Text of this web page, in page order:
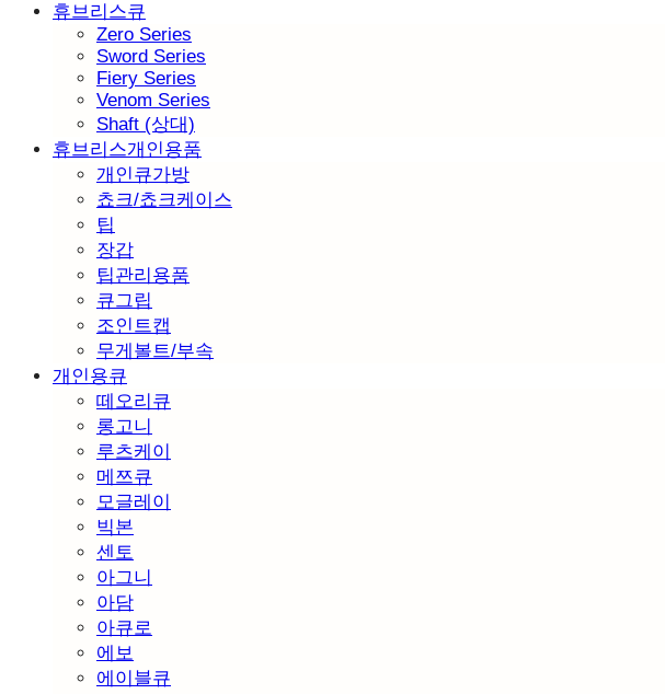
휴브리스큐
Zero Series
Sword Series
Fiery Series
Venom Series
Shaft (상대)
휴브리스개인용품
개인큐가방
쵸크/쵸크케이스
팁
장갑
팁관리용품
큐그립
조인트캡
무게볼트/부속
개인용큐
떼오리큐
롱고니
루츠케이
메쯔큐
모글레이
빅본
센토
아그니
아담
아큐로
에보
에이블큐